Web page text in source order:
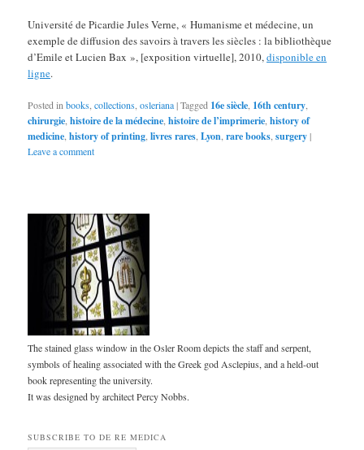
Université de Picardie Jules Verne, « Humanisme et médecine, un
exemple de diffusion des savoirs à travers les siècles : la bibliothèque
d’Emile et Lucien Bax », [exposition virtuelle], 2010,disponible en
ligne.
Posted in books ,collections ,osleriana|Tagged 16e siècle 16th century
chirurgie ,histoire de la médecine ,histoire de l’imprimerie ,history of
medicine ,history of printing ,livres rares ,Lyon ,rare books ,surgery|
Leave a comment
The stained glass window in the Osler Room depicts the staff and serpent,
symbols of healing associated with the Greek god Asclepius, and a held-out
book representing the university.
It was designed by architect Percy Nobbs.
SUBSCRIBE TO DE RE MEDICA